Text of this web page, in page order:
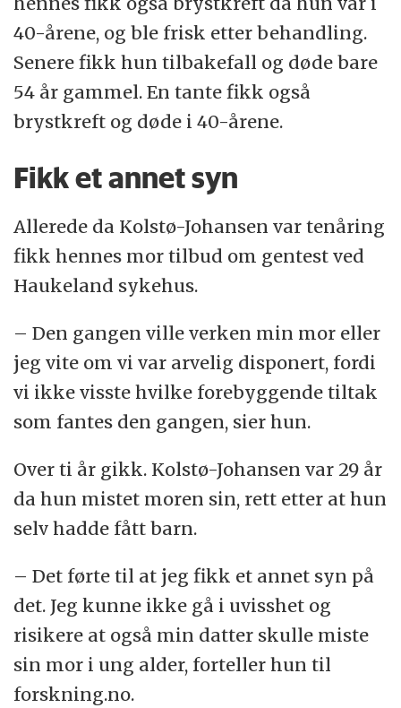
risikoen for å bli syk mye større, men ikke
alle blir syke.
Generelt øker risikoen til 50-60 prosent for
brystkreft og 15-40 prosent for
eggstokkreft. Risikoen varierer
med hvilket gen man har feil i. Den varierer
også for kreft i enten bryst eller
eggstokker. Feil i BRCA1 genet gir høyest
risiko for begge sykdommer.
Alder ved sykdom varierer også, men
kreft oppstår tidligere i livet hos de som er
arvelig disponert. Brystkreft oppstår i
snitt 10 år tidligere og eggstokkreft 2-8 år
Likevel vil mindre enn 2-3 prosent av de som
har genfeil få brystkreft før de fyller 40 år, og
for eggstokkreft er det sjelden med
diagnose før 50 års alder.​
omtrent 10 prosent av dem som ikke hadde
påvist genfeil oppga høy belastning. De
var bekymret for økt kreftrisiko i familien
dersom en genfeil ble påvist, og opplevde
dette som belastende.
40-årene, og ble frisk etter behandling.
Senere fikk hun tilbakefall og døde bare
54 år gammel. En tante fikk også
brystkreft og døde i 40-årene.
Fikk et annet syn
Allerede da Kolstø-Johansen var tenåring
fikk hennes mor tilbud om gentest ved
Haukeland sykehus.
– Den gangen ville verken min mor eller
jeg vite om vi var arvelig disponert, fordi
vi ikke visste hvilke forebyggende tiltak
som fantes den gangen, sier hun.
Over ti år gikk. Kolstø-Johansen var 29 år
da hun mistet moren sin, rett etter at hun
selv hadde fått barn.
– Det førte til at jeg fikk et annet syn på
det. Jeg kunne ikke gå i uvisshet og
risikere at også min datter skulle miste
sin mor i ung alder, forteller hun til
forskning.no.